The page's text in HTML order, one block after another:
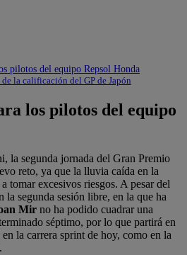
pilotos del equipo Repsol Honda
la calificación del GP de Japón
los pilotos del equipo
la segunda jornada del Gran Premio
reto, ya que la lluvia caída en la
tomar excesivos riesgos. A pesar del
la segunda sesión libre, en la que ha
Mir no ha podido cuadrar una
séptimo, por lo que partirá en
en la carrera sprint de hoy, como en la